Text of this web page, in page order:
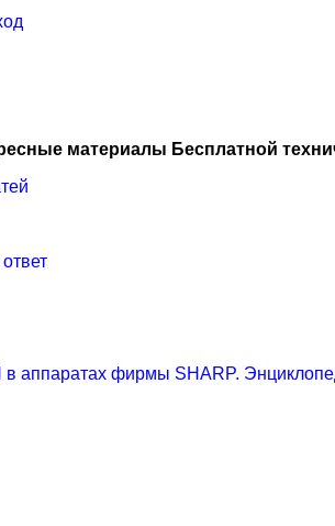
материалы Бесплатной
фирмы SHARP.